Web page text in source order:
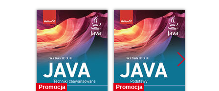
Promocja Promocja